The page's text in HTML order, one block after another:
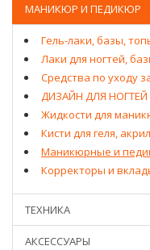
МАНИКЮР И ПЕДИКЮР
Гель-лаки, базы,
Лаки для ногтей,
Средства по уходу
ДИЗАЙН ДЛЯ НОГТЕЙ
Жидкости для
Кисти для геля,
Маникюрные и
Корректоры и
ТЕХНИКА
АКСЕССУАРЫ